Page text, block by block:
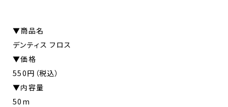
▼商品名
デンティス フロス
▼価格
550円（税込）
▼内容量
50m